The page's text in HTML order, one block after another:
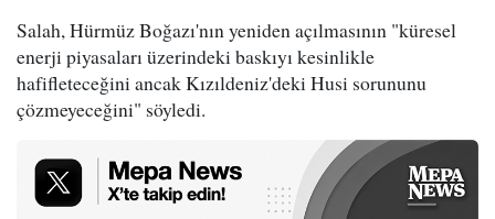
Salah, Hürmüz Boğazı'nın yeniden açılmasının "küresel
enerji piyasaları üzerindeki baskıyı kesinlikle
hafifleteceğini ancak Kızıldeniz'deki Husi sorununu
çözmeyeceğini" söyledi.